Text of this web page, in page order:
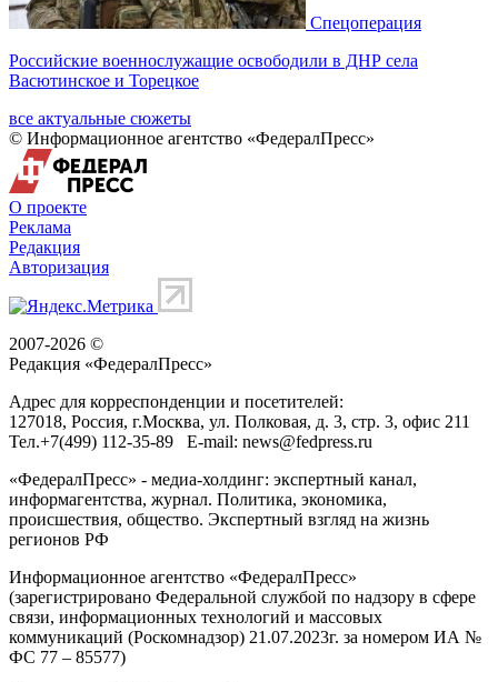
Спецоперация
Российские военнослужащие освободили в ДНР села
Васютинское и Торецкое
все актуальные сюжеты
© Информационное агентство «ФедералПресс»
О проекте
Реклама
Редакция
Авторизация
2007-2026 ©
Редакция «ФедералПресс»
Адрес для корреспонденции и посетителей:
127018, Россия, г.Москва, ул. Полковая, д. 3, стр. 3, офис 211
Тел.+7(499) 112-35-89 E-mail: news@fedpress.ru
«ФедералПресс» - медиа-холдинг: экспертный канал,
информагентства, журнал. Политика, экономика,
происшествия, общество. Экспертный взгляд на жизнь
регионов РФ
Информационное агентство «ФедералПресс»
(зарегистрировано Федеральной службой по надзору в сфере
связи, информационных технологий и массовых
коммуникаций (Роскомнадзор) 21.07.2023г. за номером ИА №
ФС 77 – 85577)